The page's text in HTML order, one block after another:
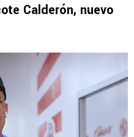
Calderón, nuevo